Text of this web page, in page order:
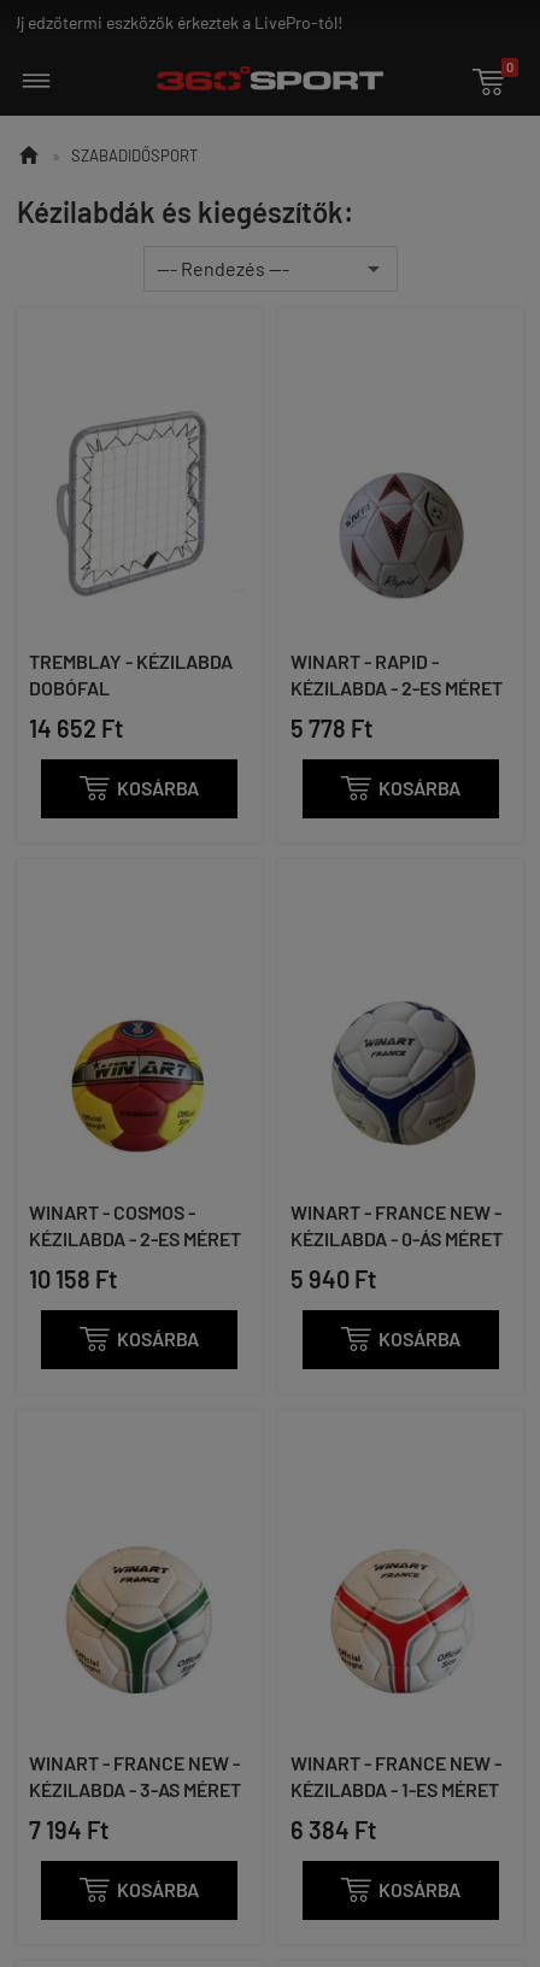
Ground Game - az igazi harcosoknak!

0
 » SZABADIDŐSPORT
Kézilabdák és kiegészítők:
TREMBLAY - KÉZILABDA
DOBÓFAL
14 652 Ft
 KOSÁRBA
WINART - RAPID -
KÉZILABDA - 2-ES MÉRET
5 778 Ft
 KOSÁRBA
WINART - COSMOS -
KÉZILABDA - 2-ES MÉRET
10 158 Ft
 KOSÁRBA
WINART - FRANCE NEW -
KÉZILABDA - 0-ÁS MÉRET
5 940 Ft
 KOSÁRBA
WINART - FRANCE NEW -
KÉZILABDA - 3-AS MÉRET
7 194 Ft
 KOSÁRBA
WINART - FRANCE NEW -
KÉZILABDA - 1-ES MÉRET
6 384 Ft
 KOSÁRBA